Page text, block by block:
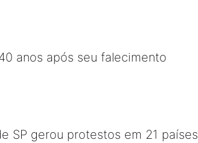
anos após seu falecimento
SP gerou protestos em 21 países